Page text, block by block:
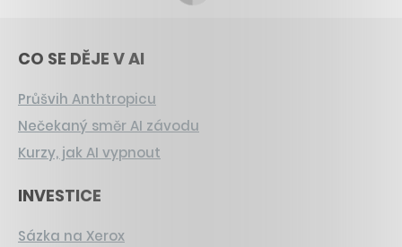
CO SE DĚJE V AI
Průšvih Anthtropicu
Nečekaný směr AI závodu
Kurzy, jak AI vypnout
INVESTICE
Sázka na Xerox